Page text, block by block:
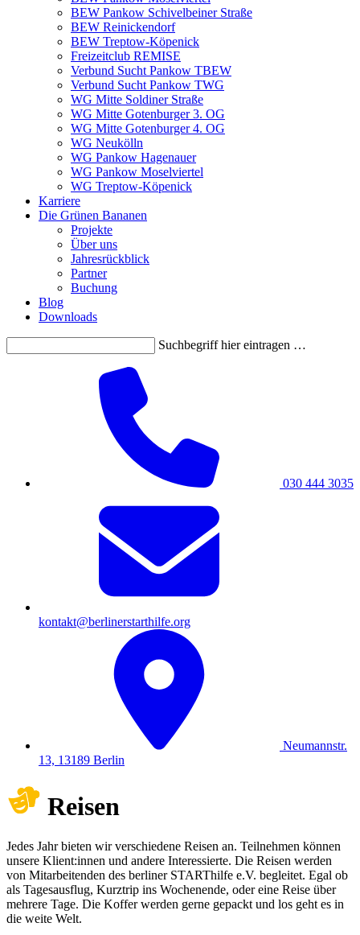
BEW Pankow Schivelbeiner Straße
BEW Reinickendorf
BEW Treptow-Köpenick
Freizeitclub REMISE
Verbund Sucht Pankow TBEW
Verbund Sucht Pankow TWG
WG Mitte Soldiner Straße
WG Mitte Gotenburger 3. OG
WG Mitte Gotenburger 4. OG
WG Neukölln
WG Pankow Hagenauer
WG Pankow Moselviertel
WG Treptow-Köpenick
Karriere
Die Grünen Bananen
Projekte
Über uns
Jahresrückblick
Partner
Buchung
Blog
Downloads
Suchbegriff hier eintragen …
030 444 3035
kontakt@berlinerstarthilfe.org
Neumannstr.
13, 13189 Berlin
Reisen
Jedes Jahr bieten wir verschiedene Reisen an. Teilnehmen können
unsere Klient:innen und andere Interessierte. Die Reisen werden
von Mitarbeitenden des berliner STARThilfe e.V. begleitet. Egal ob
als Tagesausflug, Kurztrip ins Wochenende, oder eine Reise über
mehrere Tage. Die Koffer werden gerne gepackt und los geht es in
die weite Welt.